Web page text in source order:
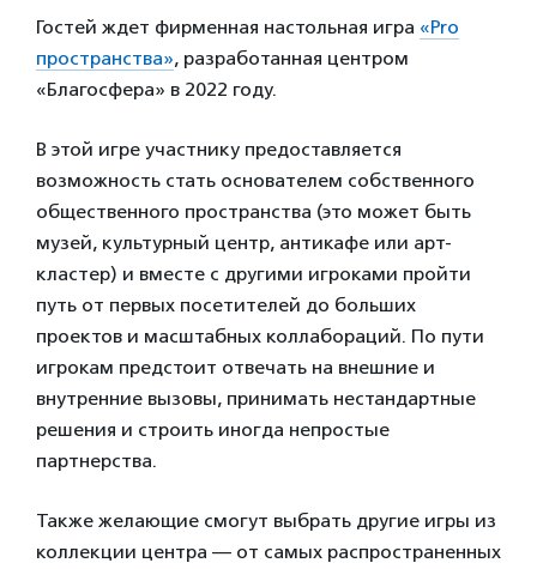
Гостей ждет фирменная настольная игра «Pro
пространства», разработанная центром
«Благосфера» в 2022 году.
В этой игре участнику предоставляется
возможность стать основателем собственного
общественного пространства (это может быть
музей, культурный центр, антикафе или арт-
кластер) и вместе с другими игроками пройти
путь от первых посетителей до больших
проектов и масштабных коллабораций. По пути
игрокам предстоит отвечать на внешние и
внутренние вызовы, принимать нестандартные
решения и строить иногда непростые
партнерства.
Также желающие смогут выбрать другие игры из
коллекции центра — от самых распространенных